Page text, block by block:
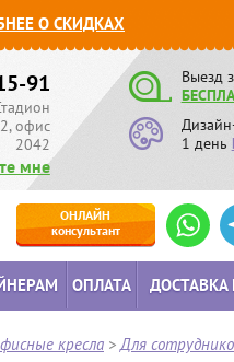
О СКИДКАХ
91
офис
2042
мне
Выезд
1 день
ОНЛАЙН
консультант
ОПЛАТА ДОСТАВКА
кресла >Для